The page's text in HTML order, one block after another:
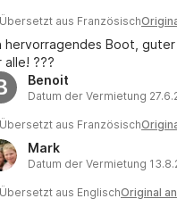
Übersetzt aus Französisch
hervorragendes Boot,
alle! ???
Benoit
Datum der Vermietung
Übersetzt aus Französisch
Mark
Datum der Vermietung
Übersetzt aus EnglischOriginal